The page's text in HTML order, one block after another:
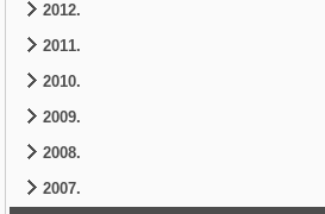
2012.
2011.
2010.
2009.
2008.
2007.